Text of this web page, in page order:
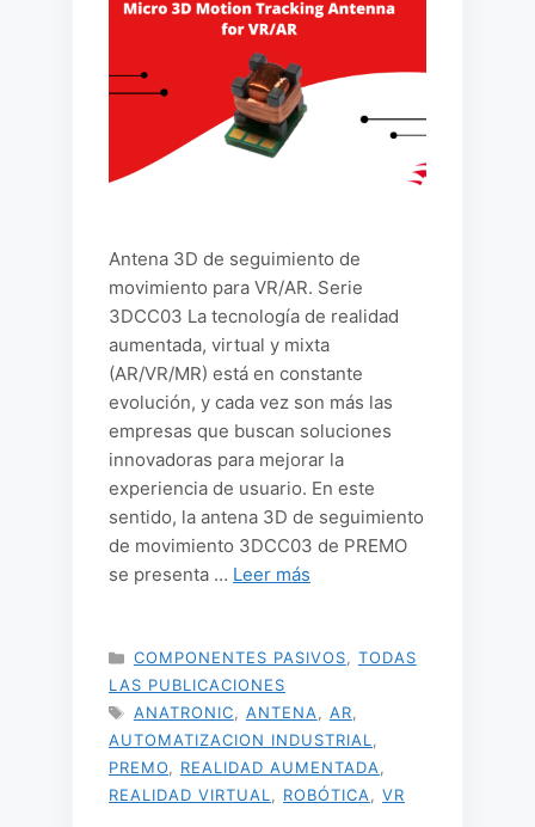
Antena 3D de seguimiento de
movimiento para VR/AR. Serie
3DCC03 La tecnología de realidad
aumentada, virtual y mixta
(AR/VR/MR) está en constante
evolución, y cada vez son más las
empresas que buscan soluciones
innovadoras para mejorar la
experiencia de usuario. En este
sentido, la antena 3D de seguimiento
de movimiento 3DCC03 de PREMO
se presenta … Leer más
CATEGORÍAS
COMPONENTES PASIVOS
TODAS
LAS PUBLICACIONES
ETIQUETAS
ANATRONIC ANTENA AR
AUTOMATIZACION INDUSTRIAL
PREMO
REALIDAD AUMENTADA
REALIDAD VIRTUAL
ROBÓTICA VR